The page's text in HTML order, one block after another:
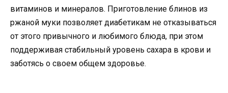
витаминов и минералов. Приготовление блинов из
ржаной муки позволяет диабетикам не отказываться
от этого привычного и любимого блюда, при этом
поддерживая стабильный уровень сахара в крови и
заботясь о своем общем здоровье.